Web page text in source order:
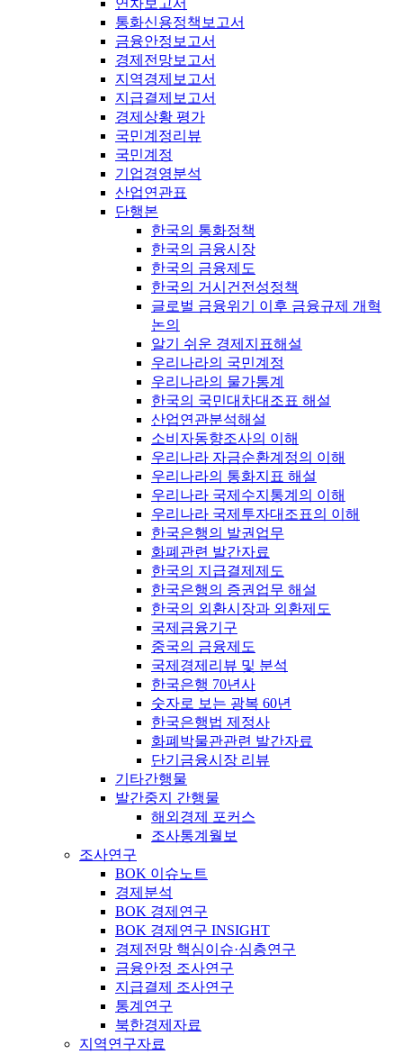
연차보고서
통화신용정책보고서
금융안정보고서
경제전망보고서
지역경제보고서
지급결제보고서
경제상황 평가
국민계정리뷰
국민계정
기업경영분석
산업연관표
단행본
한국의 통화정책
한국의 금융시장
한국의 금융제도
한국의 거시건전성정책
글로벌 금융위기 이후 금융규제 개혁
논의
알기 쉬운 경제지표해설
우리나라의 국민계정
우리나라의 물가통계
한국의 국민대차대조표 해설
산업연관분석해설
소비자동향조사의 이해
우리나라 자금순환계정의 이해
우리나라의 통화지표 해설
우리나라 국제수지통계의 이해
우리나라 국제투자대조표의 이해
한국은행의 발권업무
화폐관련 발간자료
한국의 지급결제제도
한국은행의 증권업무 해설
한국의 외환시장과 외환제도
국제금융기구
중국의 금융제도
국제경제리뷰 및 분석
한국은행 70년사
숫자로 보는 광복 60년
한국은행법 제정사
화폐박물관관련 발간자료
단기금융시장 리뷰
기타간행물
발간중지 간행물
해외경제 포커스
조사통계월보
조사연구
BOK 이슈노트
경제분석
BOK 경제연구
BOK 경제연구 INSIGHT
경제전망 핵심이슈·심층연구
금융안정 조사연구
지급결제 조사연구
통계연구
북한경제자료
지역연구자료